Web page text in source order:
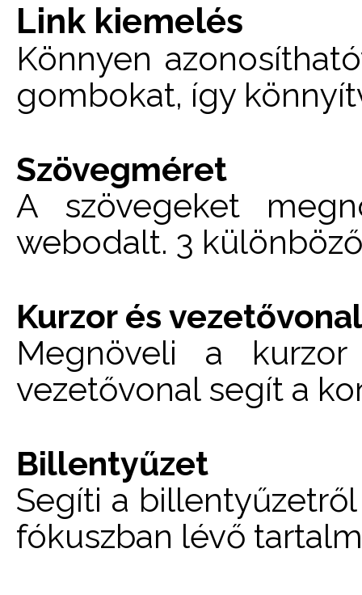
Link kiemelés
Könnyen
gombokat, így
Szövegméret
A szövegeket
webodalt. 3
Kurzor és
Megnöveli a
vezetővonal segít a
Billentyűzet
Segíti a
fókuszban lévő